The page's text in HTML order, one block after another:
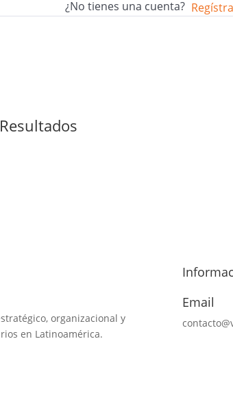
¿No tienes una cuenta?
Resultados
organizacional y
en Latinoamérica.
Email